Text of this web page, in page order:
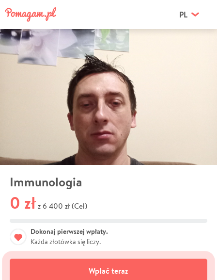
PL
Immunologia
0 zł z 6 400 zł (Cel)
Dokonaj pierwszej wpłaty.
Każda złotówka się liczy.
Wpłać teraz